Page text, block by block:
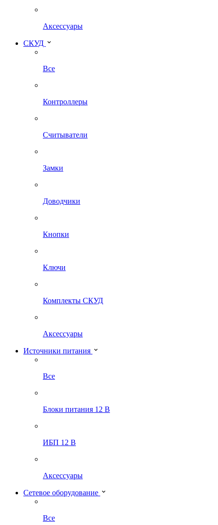
Аксессуары
СКУД
Все
Контроллеры
Считыватели
Замки
Доводчики
Кнопки
Ключи
Комплекты СКУД
Аксессуары
Источники питания
Все
Блоки питания 12 В
ИБП 12 В
Аксессуары
Сетевое оборудование
Все